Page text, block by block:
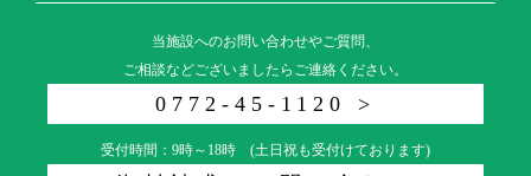
当施設へのお問い合わせやご質問、
ご相談などございましたらご連絡ください。
0772-45-1120 >
受付時間：9時～18時 (土日祝も受付けております)